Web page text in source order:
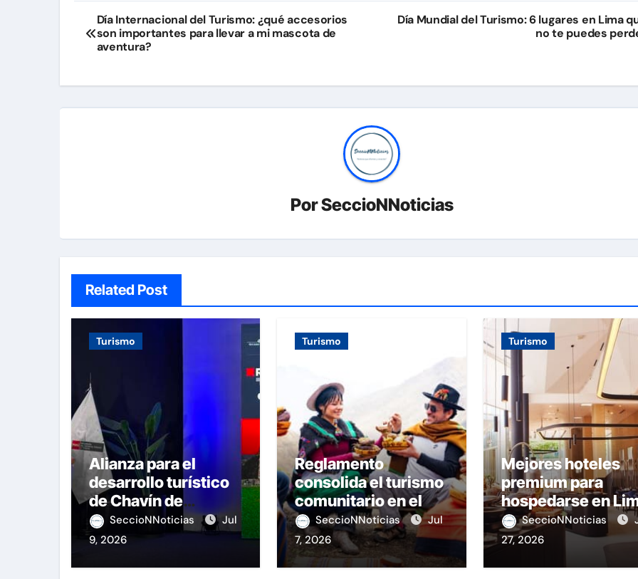
Navegación
de
Día Internacional del Turismo: ¿qué accesorios
son importantes para llevar a mi mascota de
aventura?
Día Mundial del Turismo: 6 lugares en Lima
no te puedes
PorSeccioNNoticias
Related Post
Turismo
Alianza para el
desarrollo turístico
de Chavín de
Huántar
SeccioNNoticias
Jul
9, 2026
Turismo
Reglamento
consolida el turismo
comunitario en el
PerúSeccioNNoticias
Jul
7, 2026
Turismo
Mejores hoteles
premium para
hospedarse en
SeccioNNoticias
27, 2026